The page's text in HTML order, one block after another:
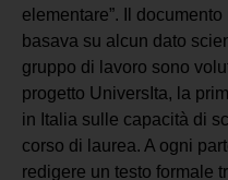
elementare”. Il
basava su alcun dato
gruppo di lavoro sono
progetto UniversIta, la
in Italia sulle capacità di
corso di laurea. A ogni
redigere un testo formale